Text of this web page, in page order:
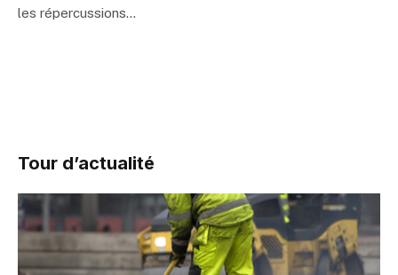
les répercussions…
Tour d’actualité